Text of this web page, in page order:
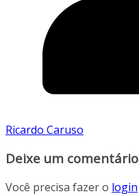
Ricardo Caruso
Deixe um comentário
Você precisa fazer o login